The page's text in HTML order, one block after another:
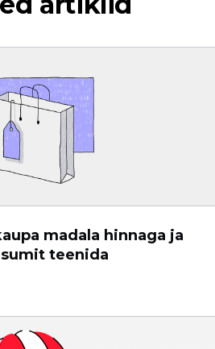
madala hinnaga ja
teenida